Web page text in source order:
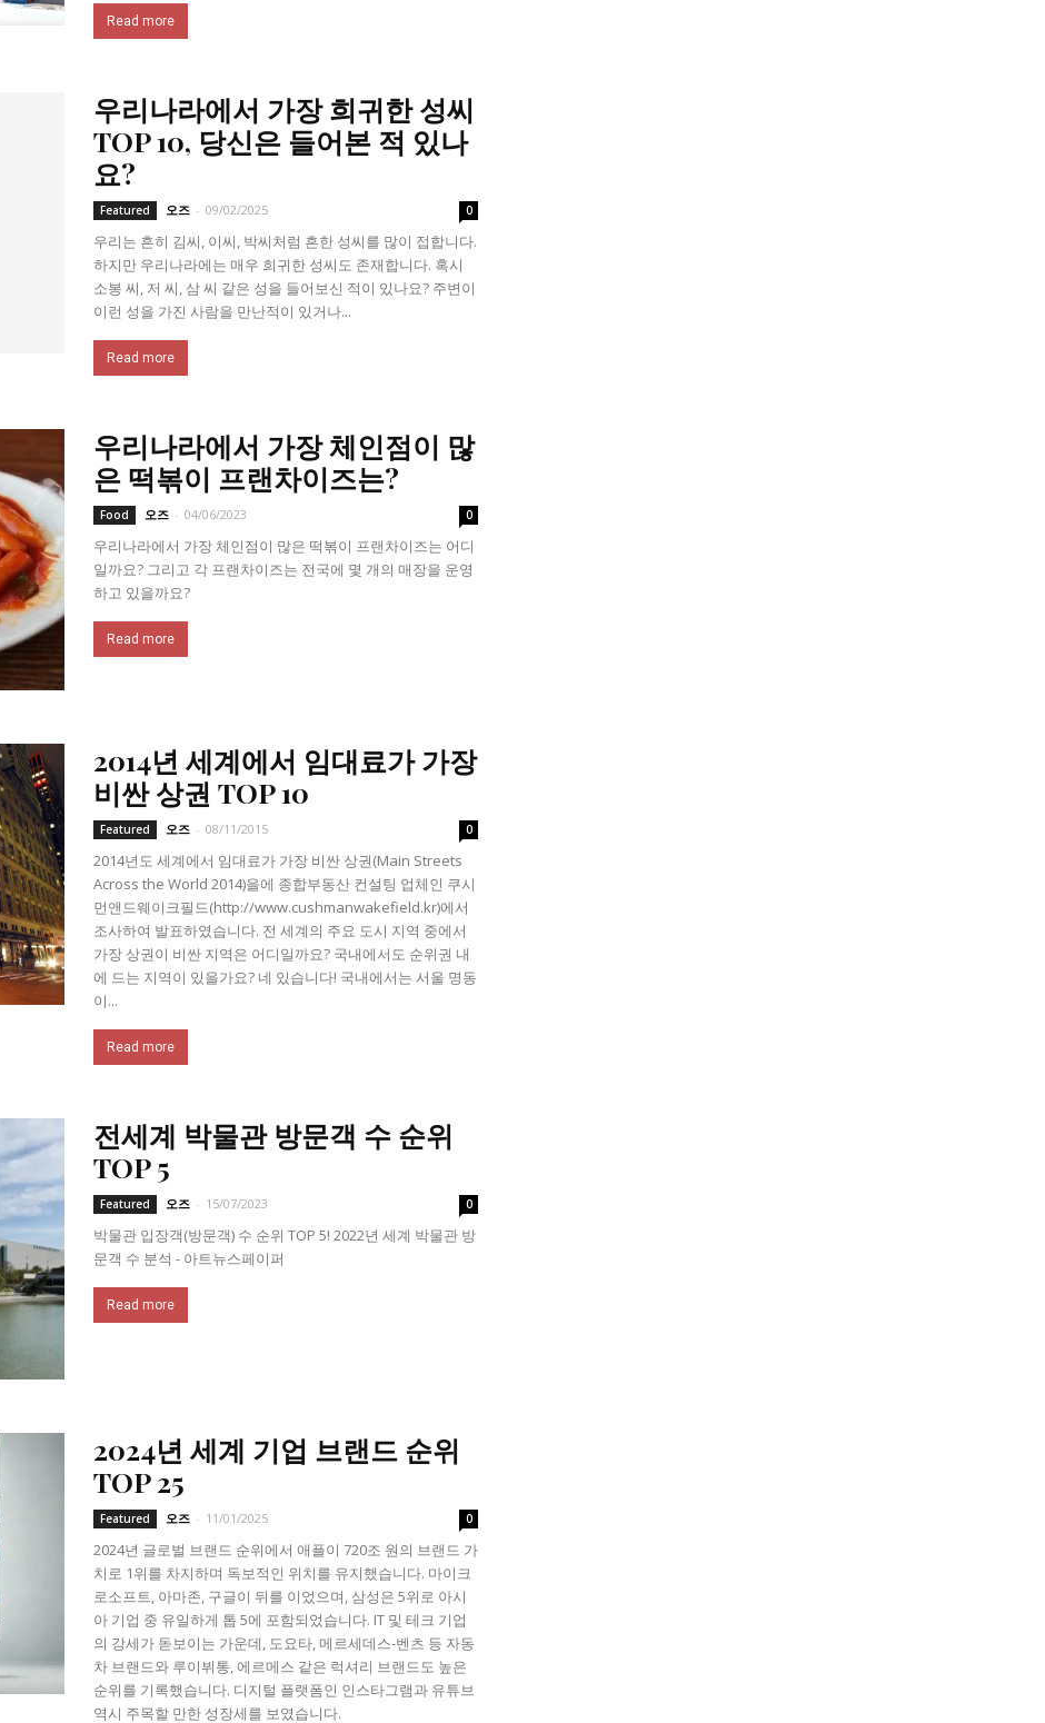
Read more
우리나라에서 가장 희귀한 성씨
TOP 10, 당신은 들어본 적 있나
요?
Featured 오즈 - 09/02/2025 0
우리는 흔히 김씨, 이씨, 박씨처럼 흔한 성씨를 많이 접합니다.
하지만 우리나라에는 매우 희귀한 성씨도 존재합니다. 혹시
소봉 씨, 저 씨, 삼 씨 같은 성을 들어보신 적이 있나요? 주변이
이런 성을 가진 사람을 만난적이 있거나...
Read more
우리나라에서 가장 체인점이 많
은 떡볶이 프랜차이즈는?
Food 오즈 - 04/06/2023 0
우리나라에서 가장 체인점이 많은 떡볶이 프랜차이즈는 어디
일까요? 그리고 각 프랜차이즈는 전국에 몇 개의 매장을 운영
하고 있을까요?
Read more
2014년 세계에서 임대료가 가장
비싼 상권 TOP 10
Featured 오즈 - 08/11/2015 0
2014년도 세계에서 임대료가 가장 비싼 상권(Main Streets
Across the World 2014)을에 종합부동산 컨설팅 업체인 쿠시
먼앤드웨이크필드(http://www.cushmanwakefield.kr)에서
조사하여 발표하였습니다. 전 세계의 주요 도시 지역 중에서
가장 상권이 비싼 지역은 어디일까요? 국내에서도 순위권 내
에 드는 지역이 있을가요? 네 있습니다! 국내에서는 서울 명동
이...
Read more
전세계 박물관 방문객 수 순위
TOP 5
Featured 오즈 - 15/07/2023 0
박물관 입장객(방문객) 수 순위 TOP 5! 2022년 세계 박물관 방
문객 수 분석 - 아트뉴스페이퍼
Read more
2024년 세계 기업 브랜드 순위
TOP 25
Featured 오즈 - 11/01/2025 0
2024년 글로벌 브랜드 순위에서 애플이 720조 원의 브랜드 가
치로 1위를 차지하며 독보적인 위치를 유지했습니다. 마이크
로소프트, 아마존, 구글이 뒤를 이었으며, 삼성은 5위로 아시
아 기업 중 유일하게 톱 5에 포함되었습니다. IT 및 테크 기업
의 강세가 돋보이는 가운데, 도요타, 메르세데스-벤츠 등 자동
차 브랜드와 루이뷔통, 에르메스 같은 럭셔리 브랜드도 높은
순위를 기록했습니다. 디지털 플랫폼인 인스타그램과 유튜브
역시 주목할 만한 성장세를 보였습니다.